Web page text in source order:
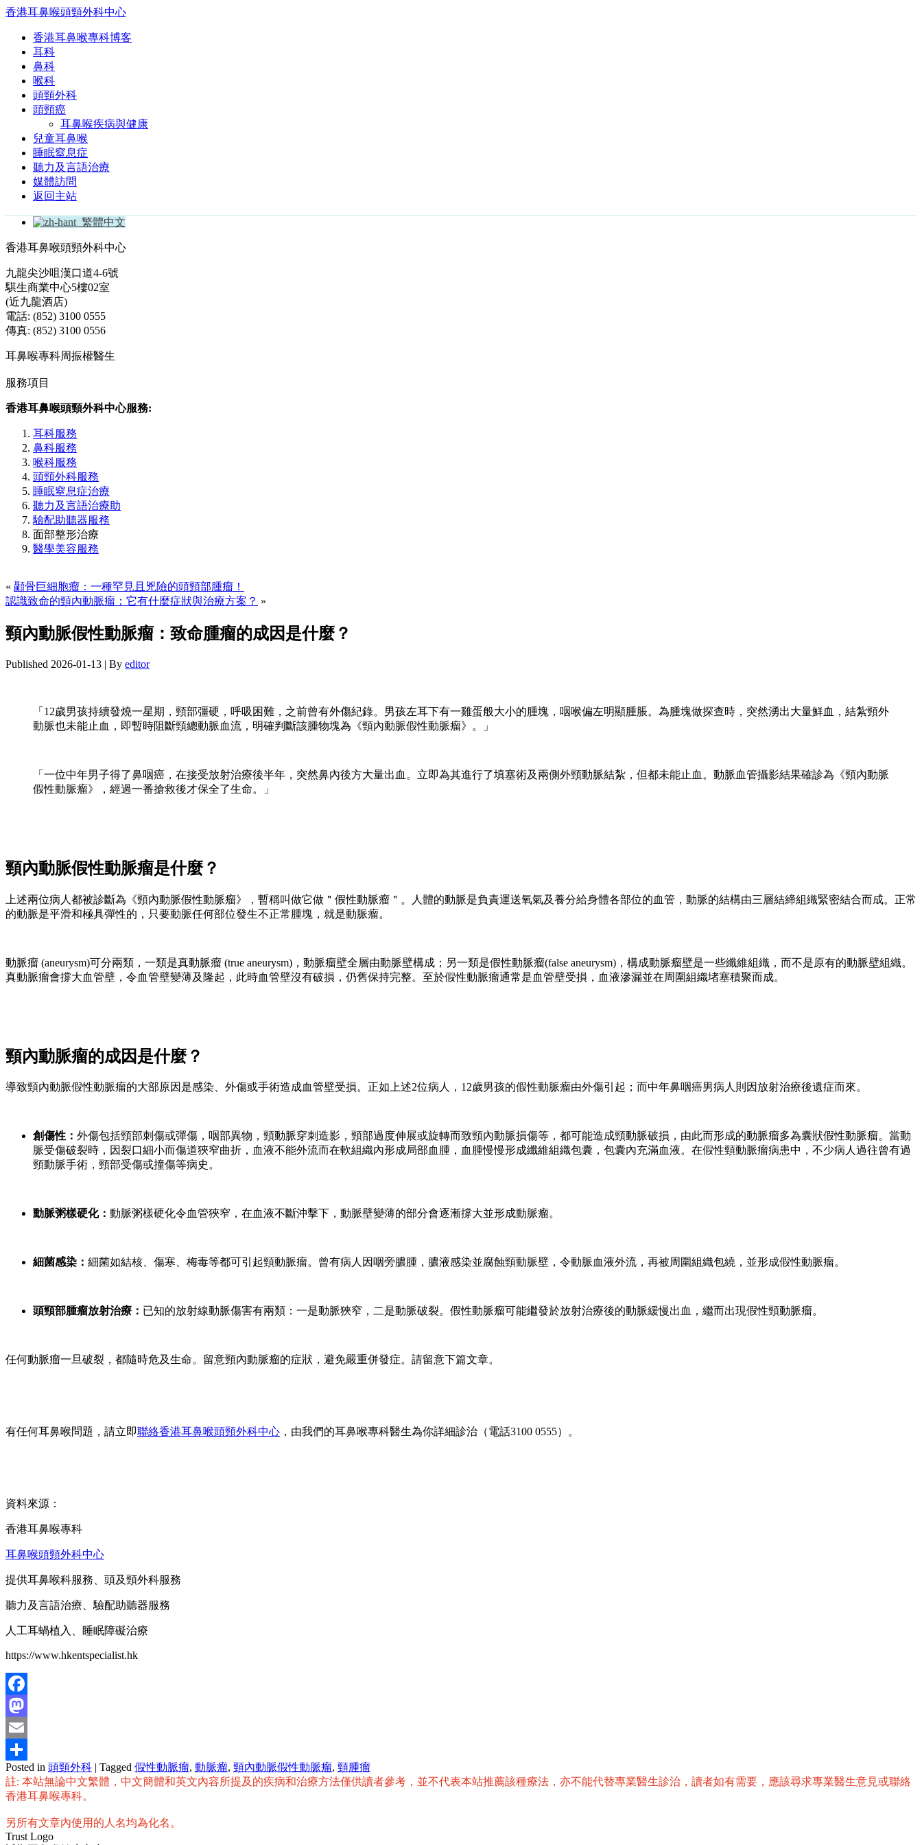
香港耳鼻喉頭頸外科中心
香港耳鼻喉專科博客
耳科
鼻科
喉科
頭頸外科
頭頸癌
耳鼻喉疾病與健康
兒童耳鼻喉
睡眠窒息症
聽力及言語治療
媒體訪問
返回主站
繁體中文
香港耳鼻喉頭頸外科中心
九龍尖沙咀漢口道4-6號
騏生商業中心5樓02室
(近九龍酒店)
電話: (852) 3100 0555
傳真: (852) 3100 0556
耳鼻喉專科周振權醫生
服務項目
香港耳鼻喉頭頸外科中心服務:
耳科服務
鼻科服務
喉科服務
頭頸外科服務
睡眠窒息症治療
聽力及言語治療助
驗配助聽器服務
面部整形治療
醫學美容服務
« 顳骨巨細胞瘤：一種罕見且兇險的頭頸部腫瘤！
認識致命的頸內動脈瘤：它有什麼症狀與治療方案？ »
頸內動脈假性動脈瘤：致命腫瘤的成因是什麼？
Published 2026-01-13 | By editor
「12歲男孩持續發燒一星期，頸部彊硬，呼吸困難，之前曾有外傷紀錄。男孩左耳下有一雞蛋般大小的腫塊，咽喉偏左明顯腫脹。為腫塊做探查時，突然湧出大量鮮血，結紮頸外
動脈也未能止血，即暫時阻斷頸總動脈血流，明確判斷該腫物塊為《頸內動脈假性動脈瘤》。」
「一位中年男子得了鼻咽癌，在接受放射治療後半年，突然鼻內後方大量出血。立即為其進行了填塞術及兩側外頸動脈結紮，但都未能止血。動脈血管攝影結果確診為《頸內動脈
假性動脈瘤》，經過一番搶救後才保全了生命。」
頸內動脈假性動脈瘤是什麼？
上述兩位病人都被診斷為《頸內動脈假性動脈瘤》，暫稱叫做它做＂假性動脈瘤＂。人體的動脈是負責運送氧氣及養分給身體各部位的血管，動脈的結構由三層結締組織緊密結合而成。正常
的動脈是平滑和極具彈性的，只要動脈任何部位發生不正常腫塊，就是動脈瘤。
動脈瘤 (aneurysm)可分兩類，一類是真動脈瘤 (true aneurysm)，動脈瘤壁全層由動脈壁構成；另一類是假性動脈瘤(false aneurysm)，構成動脈瘤壁是一些纖維組織，而不是原有的動脈壁組織。
真動脈瘤會撐大血管壁，令血管壁變薄及隆起，此時血管壁沒有破損，仍舊保持完整。至於假性動脈瘤通常是血管壁受損，血液滲漏並在周圍組織堵塞積聚而成。
頸內動脈瘤的成因是什麼？
導致頸內動脈假性動脈瘤的大部原因是感染、外傷或手術造成血管壁受損。正如上述2位病人，12歲男孩的假性動脈瘤由外傷引起；而中年鼻咽癌男病人則因放射治療後遺症而來。
創傷性： 外傷包括頸部刺傷或彈傷，咽部異物，頸動脈穿刺造影，頸部過度伸展或旋轉而致頸內動脈損傷等，都可能造成頸動脈破損，由此而形成的動脈瘤多為囊狀假性動脈瘤。當動
脈受傷破裂時，因裂口細小而傷道狹窄曲折，血液不能外流而在軟組織內形成局部血腫，血腫慢慢形成纖維組織包囊，包囊內充滿血液。在假性頸動脈瘤病患中，不少病人過往曾有過
頸動脈手術，頸部受傷或撞傷等病史。
動脈粥樣硬化： 動脈粥樣硬化令血管狹窄，在血液不斷沖擊下，動脈壁變薄的部分會逐漸撐大並形成動脈瘤。
細菌感染： 細菌如結核、傷寒、梅毒等都可引起頸動脈瘤。曾有病人因咽旁膿腫，膿液感染並腐蝕頸動脈壁，令動脈血液外流，再被周圍組織包繞，並形成假性動脈瘤。
頭頸部腫瘤放射治療： 已知的放射線動脈傷害有兩類：一是動脈狹窄，二是動脈破裂。假性動脈瘤可能繼發於放射治療後的動脈緩慢出血，繼而出現假性頸動脈瘤。
任何動脈瘤一旦破裂，都隨時危及生命。留意頸內動脈瘤的症狀，避免嚴重併發症。請留意下篇文章。
有任何耳鼻喉問題，請立即聯絡香港耳鼻喉頭頸外科中心 ，由我們的耳鼻喉專科醫生為你詳細診治（電話3100 0555）。
資料來源：
香港耳鼻喉專科
耳鼻喉頭頸外科中心
提供耳鼻喉科服務、頭及頸外科服務
聽力及言語治療、驗配助聽器服務
人工耳蝸植入、睡眠障礙治療
https://www.hkentspecialist.hk
Facebook
Mastodon
Email
分
享
Posted in 頭頸外科 | Tagged 假性動脈瘤, 動脈瘤, 頸內動脈假性動脈瘤, 頸腫瘤
註: 本站無論中文繁體，中文簡體和英文內容所提及的疾病和治療方法僅供讀者參考，並不代表本站推薦該種療法，亦不能代替專業醫生診治，讀者如有需要，應該尋求專業醫生意見或聯絡
香港耳鼻喉專科。
另所有文章內使用的人名均為化名。
Trust Logo